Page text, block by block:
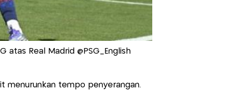
Real Madrid @PSG_English
menurunkan tempo penyerangan.